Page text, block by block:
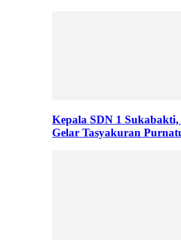
Kepala SDN 1
Gelar Tasyakuran